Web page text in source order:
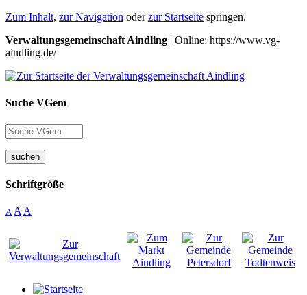
Zum Inhalt, zur Navigation oderzur Startseite springen.
Verwaltungsgemeinschaft Aindling | Online: https://www.vg-
aindling.de/
Suche VGem
suchen
Schriftgröße
A A A